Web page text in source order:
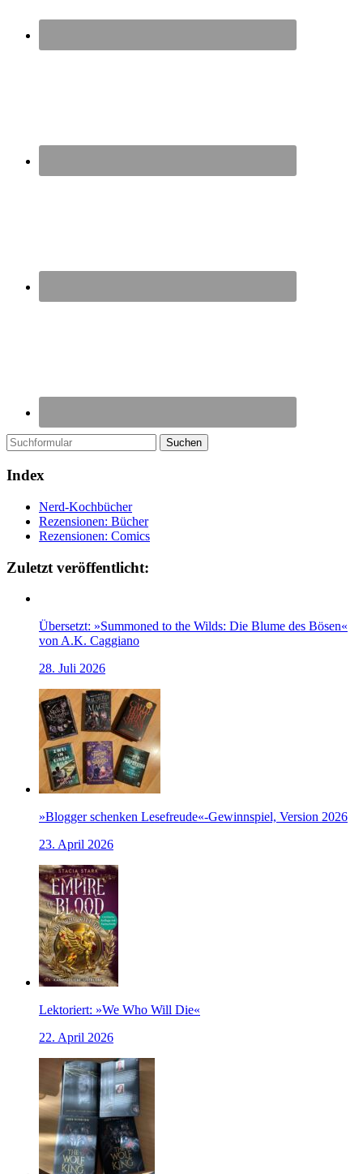
Suchen
Index
Nerd-Kochbücher
Rezensionen: Bücher
Rezensionen: Comics
Zuletzt veröffentlicht:
Übersetzt: »Summoned to the Wilds: Die Blume des Bösen«
von A.K. Caggiano
28. Juli 2026
»Blogger schenken Lesefreude«-Gewinnspiel, Version 2026
23. April 2026
Lektoriert: »We Who Will Die«
22. April 2026